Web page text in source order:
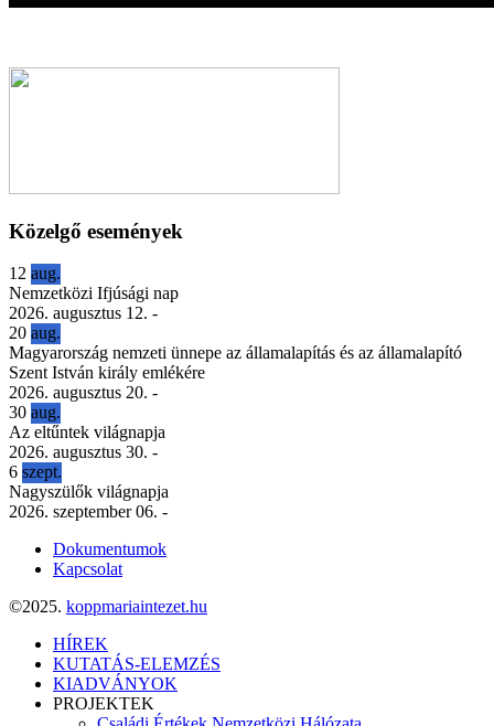
Közelgő események
12 aug.
Nemzetközi Ifjúsági nap
2026. augusztus 12. -
20 aug.
Magyarország nemzeti ünnepe az államalapítás és az államalapító
Szent István király emlékére
2026. augusztus 20. -
30 aug.
Az eltűntek világnapja
2026. augusztus 30. -
6 szept.
Nagyszülők világnapja
2026. szeptember 06. -
Dokumentumok
Kapcsolat
©2025. koppmariaintezet.hu
HÍREK
KUTATÁS-ELEMZÉS
KIADVÁNYOK
PROJEKTEK